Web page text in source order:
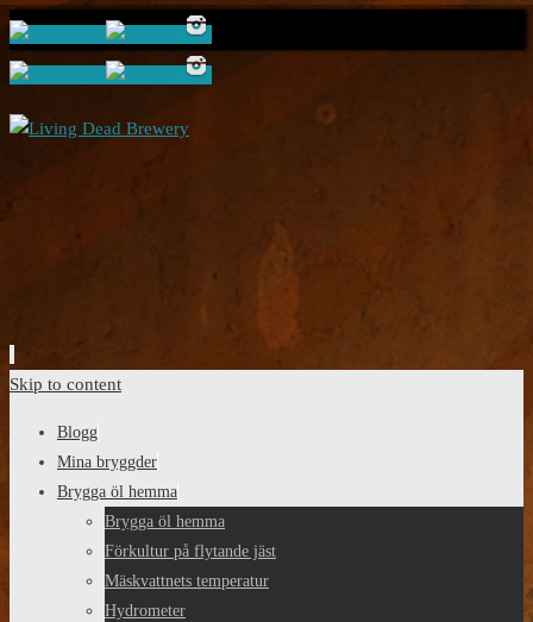
Skip to content
Blogg
Mina bryggder
Brygga öl hemma
Brygga öl hemma
Förkultur på flytande jäst
Mäskvattnets temperatur
Hydrometer